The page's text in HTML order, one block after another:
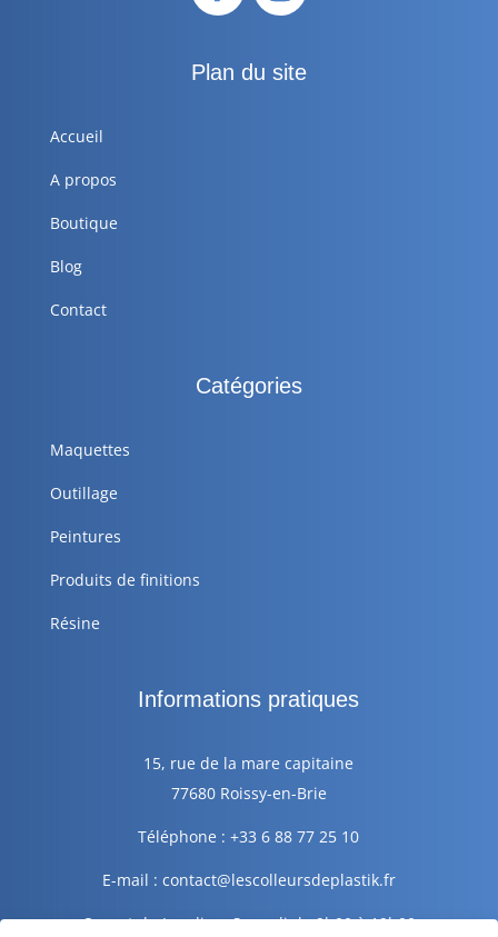
Plan du site
Accueil
A propos
Boutique
Blog
Contact
Catégories
Maquettes
Outillage
Peintures
Produits de finitions
Résine
Informations pratiques
15, rue de la mare capitaine
77680 Roissy-en-Brie
Téléphone : +33 6 88 77 25 10
E-mail : contact@lescolleursdeplastik.fr
Ouvert du Lundi au Samedi de 9h00 à 19h00